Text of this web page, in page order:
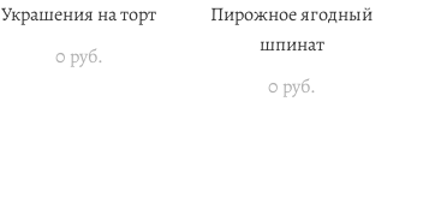
Украшения на торт
0 pуб.
Пирожное ягодный
шпинат
0 pуб.